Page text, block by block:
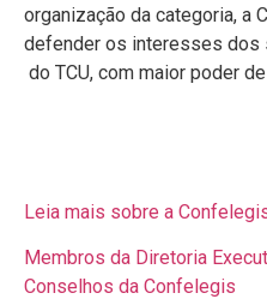
organização da categoria, a
defender os interesses
do TCU, com maior poder
Leia mais sobre a
Membros da Diretoria
Conselhos da Confelegis